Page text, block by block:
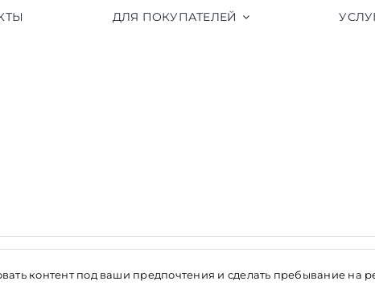
ДЛЯ ПОКУПАТЕЛЕЙ
961-77-38
контент под ваши предпочтения и сделать пребывание на